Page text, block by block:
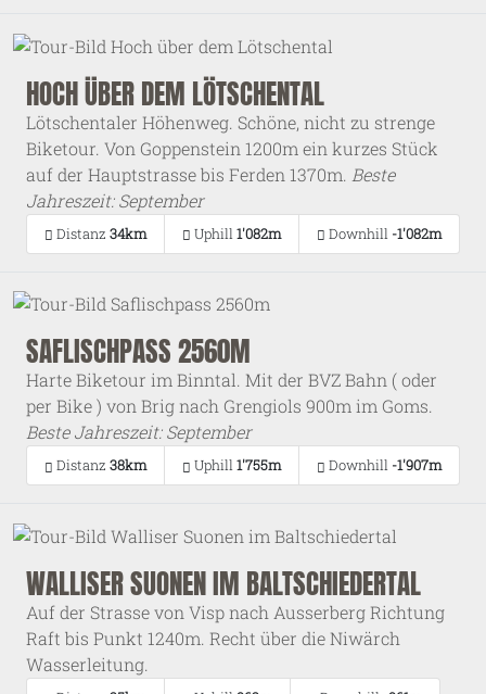
HOCH ÜBER DEM LÖTSCHENTAL
Lötschentaler Höhenweg. Schöne, nicht zu strenge
Biketour. Von Goppenstein 1200m ein kurzes Stück
auf der Hauptstrasse bis Ferden 1370m. Beste
Jahreszeit: September
Distanz 34km Uphill 1'082m Downhill -1'082m
SAFLISCHPASS 2560M
Harte Biketour im Binntal. Mit der BVZ Bahn ( oder
per Bike ) von Brig nach Grengiols 900m im Goms.
Beste Jahreszeit: September
Distanz 38km Uphill1'755m Downhill -1'907m
WALLISER SUONEN IM BALTSCHIEDERTAL
Auf der Strasse von Visp nach Ausserberg Richtung
Raft bis Punkt 1240m. Recht über die Niwärch
Wasserleitung.